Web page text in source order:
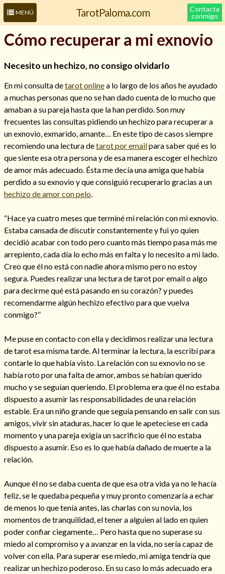
MENÚ TarotPaloma.com
Contacta
conmigo
Leer más sobre mí
Hechizos de amor
Amarre para recuperar a mi pareja
Cómo alejar a la amante de mi esposo
Cómo recuperar a mi exnovio
Necesito un hechizo, no consigo olvidarlo
En mi consulta detarot onlinea lo largo de los años he ayudado
a muchas personas que no se han dado cuenta de lo mucho que
amaban a su pareja hasta que la han perdido. Son muy
frecuentes las consultas pidiendo un hechizo para recuperar a
un exnovio, exmarido, amante… En este tipo de casos siempre
recomiendo una lectura detarot por emailpara saber qué es lo
que siente esa otra persona y de esa manera escoger el hechizo
de amor más adecuado. Ésta me decía una amiga que había
perdido a su exnovio y que consiguió recuperarlo gracias a un
hechizo de amor con pelo
“Hace ya cuatro meses que terminé mi relación con mi exnovio.
Estaba cansada de discutir constantemente y fui yo quien
decidió acabar con todo pero cuanto más tiempo pasa más me
arrepiento, cada día lo echo más en falta y lo necesito a mi lado.
Creo que él no está con nadie ahora mismo pero no estoy
segura. Puedes realizar una lectura de tarot por email o algo
para decirme qué está pasando en su corazón? y puedes
recomendarme algún hechizo efectivo para que vuelva
conmigo?”
Me puse en contacto con ella y decidimos realizar una lectura
de tarot esa misma tarde. Al terminar la lectura, la escribí para
contarle lo que había visto. La relación con su exnovio no se
había roto por una falta de amor, ambos se habían querido
mucho y se seguían queriendo. El problema era que él no estaba
dispuesto a asumir las responsabilidades de una relación
estable. Era un niño grande que seguía pensando en salir con sus
amigos, vivir sin ataduras, hacer lo que le apeteciese en cada
momento y una pareja exigía un sacrificio que él no estaba
dispuesto a asumir. Eso es lo que había dañado de muerte a la
relación.
Aunque él no se daba cuenta de que esa otra vida ya no le hacía
feliz, se le quedaba pequeña y muy pronto comenzaría a echar
de menos lo que tenía antes, las charlas con su novia, los
momentos de tranquilidad, el tener a alguien al lado en quien
poder confiar ciegamente… Pero hasta que no superase su
miedo al compromiso y a avanzar en la vida, no sería capaz de
volver con ella. Para superar ese miedo, mi amiga tendría que
realizar un hechizo poderoso. En su caso lo más adecuado era